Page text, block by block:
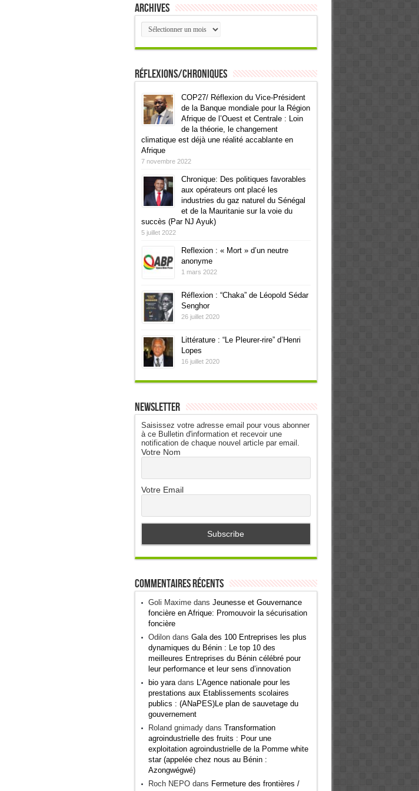
Archives
Archives
Réflexions/Chroniques
COP27/ Réflexion du Vice-Président
de la Banque mondiale pour la Région
Afrique de l’Ouest et Centrale : Loin
de la théorie, le changement
climatique est déjà une réalité accablante en
Afrique
7 novembre 2022
Chronique: Des politiques favorables
aux opérateurs ont placé les
industries du gaz naturel du Sénégal
et de la Mauritanie sur la voie du
succès (Par NJ Ayuk)
5 juillet 2022
Reflexion : « Mort » d’un neutre
anonyme
1 mars 2022
Réflexion : “Chaka” de Léopold Sédar
Senghor
26 juillet 2020
Littérature : “Le Pleurer-rire” d’Henri
Lopes
16 juillet 2020
Newsletter
Saisissez votre adresse email pour vous abonner
à ce Bulletin d'information et recevoir une
notification de chaque nouvel article par email.
Votre Nom
Votre Email
Commentaires récents
Goli Maximedans Jeunesse et Gouvernance
foncière en Afrique: Promouvoir la sécurisation
foncière
Odilondans Gala des 100 Entreprises les plus
dynamiques du Bénin : Le top 10 des
meilleures Entreprises du Bénin célébré pour
leur performance et leur sens d’innovation
bio yaradans L’Agence nationale pour les
prestations aux Etablissements scolaires
publics : (ANaPES)Le plan de sauvetage du
gouvernement
Roland gnimadydans Transformation
agroindustrielle des fruits : Pour une
exploitation agroindustrielle de la Pomme white
star (appelée chez nous au Bénin :
Azongwégwé)
Roch NEPOdans Fermeture des frontières /